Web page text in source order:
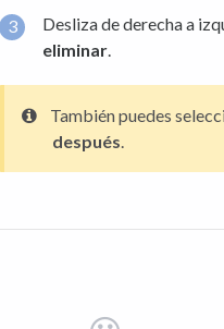
Desliza de derecha a
eliminar
También puedes
después.